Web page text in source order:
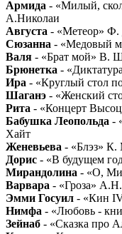
Армида - «Милый,
А.Николаи
Августа - «Метеор» Ф.
Сюзанна - «Медовый
Валя - «Брат мой» В.
Брюнетка -
Ира - «Круглый стол
Шаганэ - «Женский
Рита - «Концерт
Бабушка Леопольда -
Хайт
Женевьева - «Блэз» К.
Дорис - «В будущем
Мирандолина - «О,
Варвара - «Гроза»
Эмми Госуил - «Кин
Нимфа - «Любовь -
Зейнаб - «Сказка про